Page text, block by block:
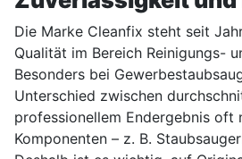
Die Marke Cleanfix steht seit
Qualität im Bereich Reinigungs-
Besonders bei
Unterschied zwischen
professionellem Endergebnis oft
Komponenten – z. B.